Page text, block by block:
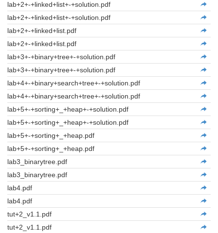
lab+2+-+linked+list+-+solution.pdf
lab+2+-+linked+list+-+solution.pdf
lab+2+-+linked+list.pdf
lab+2+-+linked+list.pdf
lab+3+-+binary+tree+-+solution.pdf
lab+3+-+binary+tree+-+solution.pdf
lab+4+-+binary+search+tree+-+solution.pdf
lab+4+-+binary+search+tree+-+solution.pdf
lab+5+-+sorting+_+heap+-+solution.pdf
lab+5+-+sorting+_+heap+-+solution.pdf
lab+5+-+sorting+_+heap.pdf
lab+5+-+sorting+_+heap.pdf
lab3_binarytree.pdf
lab3_binarytree.pdf
lab4.pdf
lab4.pdf
tut+2_v1.1.pdf
tut+2_v1.1.pdf